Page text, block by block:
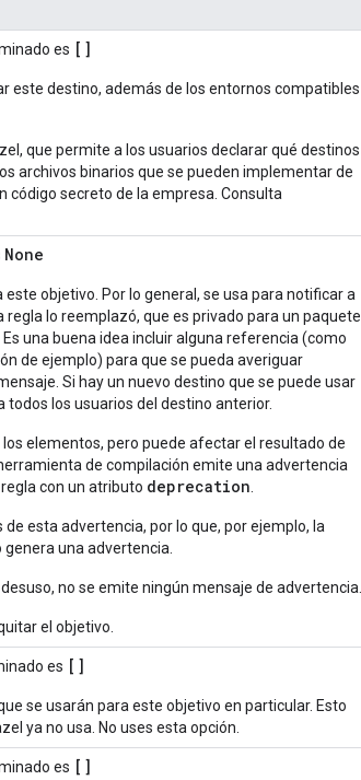
es []
este destino, además de los entornos compatibles
que permite a los usuarios declarar qué destinos
archivos binarios que se pueden implementar de
secreto de la empresa. Consulta
None
objetivo. Por lo general, se usa para notificar a
lo reemplazó, que es privado para un paquete
una buena idea incluir alguna referencia (como
de ejemplo) para que se pueda averiguar
Si hay un nuevo destino que se puede usar
los usuarios del destino anterior.
elementos, pero puede afectar el resultado de
de compilación emite una advertencia
con un atributo deprecation
esta advertencia, por lo que, por ejemplo, la
una advertencia.
no se emite ningún mensaje de advertencia.
el objetivo.
es []
se usarán para este objetivo en particular. Esto
ya no usa. No uses esta opción.
es []